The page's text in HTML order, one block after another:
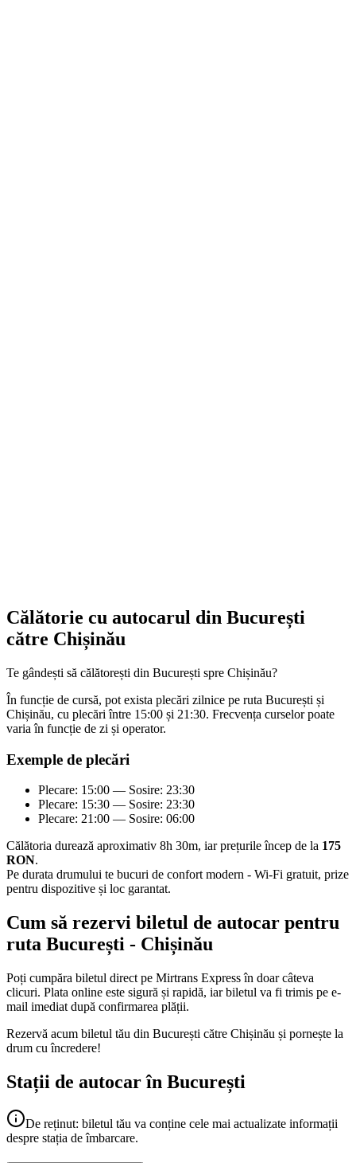
Călătorie cu autocarul din București
către Chișinău
Te gândești să călătorești din București spre Chișinău?
În funcție de cursă, pot exista plecări zilnice pe ruta București și
Chișinău, cu plecări între 15:00 și 21:30. Frecvența curselor poate
varia în funcție de zi și operator.
Exemple de plecări
Plecare: 15:00 — Sosire: 23:30
Plecare: 15:30 — Sosire: 23:30
Plecare: 21:00 — Sosire: 06:00
Călătoria durează aproximativ 8h 30m, iar prețurile încep de la 175
RON.
Pe durata drumului te bucuri de confort modern - Wi-Fi gratuit, prize
pentru dispozitive și loc garantat.
Cum să rezervi biletul de autocar pentru
ruta București - Chișinău
Poți cumpăra biletul direct pe Mirtrans Express în doar câteva
clicuri. Plata online este sigură și rapidă, iar biletul va fi trimis pe e-
mail imediat după confirmarea plății.
Rezervă acum biletul tău din București către Chișinău și pornește la
drum cu încredere!
Stații de autocar în București
De reținut: biletul tău va conține cele mai actualizate informații
despre stația de îmbarcare.